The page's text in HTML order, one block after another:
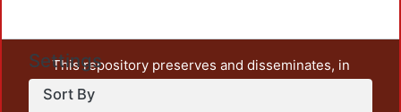
Settings
Sort By
This repository preserves and disseminates, in
unrestricted open access, the teaching and research
output of UAM Azcapotzalco. It also includes some